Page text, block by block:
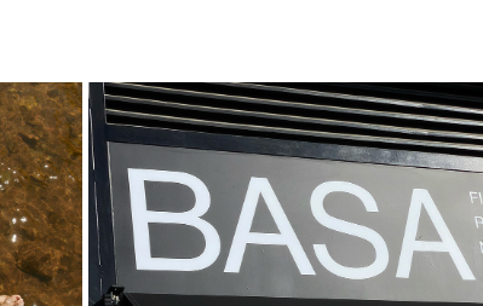
LOCALIZACIÓN